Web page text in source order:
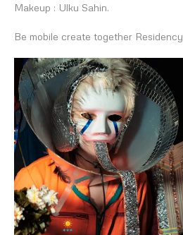
Makeup : Ulku Sahin.
Be mobile create together Residency